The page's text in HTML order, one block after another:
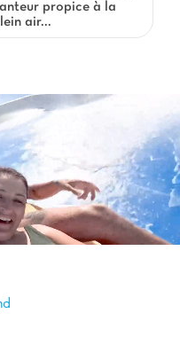
propice à la
air...